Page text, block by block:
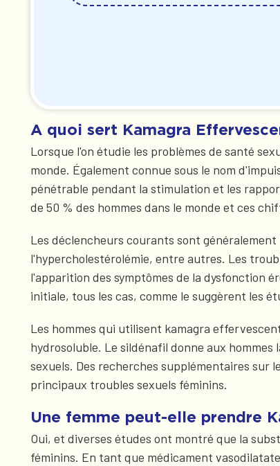
A quoi sert Kamagra
Lorsque l'on étudie les problèmes de santé
monde. Également connue sous le nom
pénétrable pendant la stimulation et les
de 50 % des hommes dans le monde et ces
Les déclencheurs courants sont
l'hypercholestérolémie, entre autres. Les
l'apparition des symptômes de la dysfonction
initiale, tous les cas, comme le suggèrent les
Les hommes qui utilisent kamagra
hydrosoluble. Le sildénafil donne aux
sexuels. Des recherches supplémentaires sur
principaux troubles sexuels féminins.
Une femme peut-elle prendre
Oui, et diverses études ont montré que la
féminins. En tant que médicament